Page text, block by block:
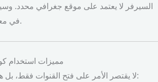
السيرفر لا يعتمد على موقع جغرافي محدد.
في معظم الدول بدون قيود.
مميزات استخدام
لا يقتصر الأمر على فتح القنوات فقط، بل هناك العديد من الفوائد: